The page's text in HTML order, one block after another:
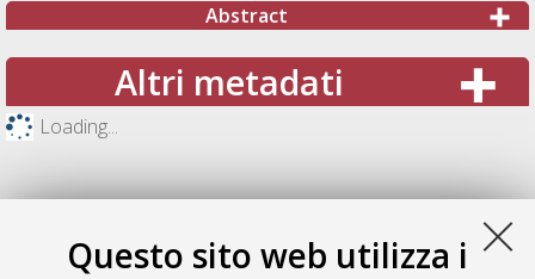
Questo sito web utilizza i
Abstract
Altri metadati
Loading...